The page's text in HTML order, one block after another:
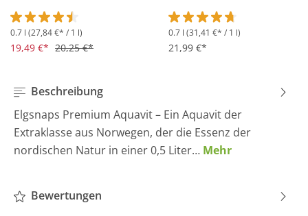
Durchschnittliche Bewertung von 4.5 von 5 Sternen
0.7 l (27,84 €* / 1 l)
19,49 €* 20,25 €*
Durchschnittliche
0.7 l (31,41 €* / 1 l)
21,99 €*
Beschreibung
Elgsnaps Premium Aquavit – Ein Aquavit der
Extraklasse aus Norwegen, der die Essenz der
nordischen Natur in einer 0,5 Liter… Mehr
Bewertungen